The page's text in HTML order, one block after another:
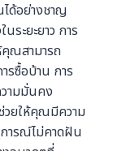
ด้อย่างชาญ
ระยะยาว การ
ณสามารถ
รซื้อบ้าน การ
ามมั่นคง
วยให้คุณมีความ
ารณ์ไม่คาดฝัน